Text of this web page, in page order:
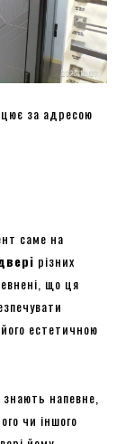
за адресою
саме на
різних
що ця
естетичною
напевне,
чи іншого